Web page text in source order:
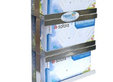
FAVORILERE EKLE
SEPETE EKLE